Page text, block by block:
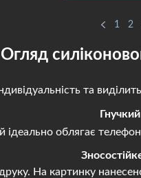
1 2
Огляд
та
облягає
На картинку